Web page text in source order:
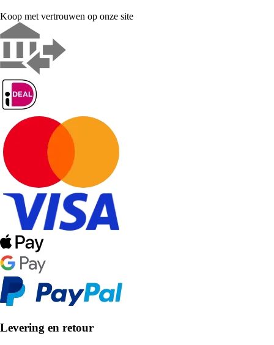
Koop met vertrouwen op onze site
Levering en retour